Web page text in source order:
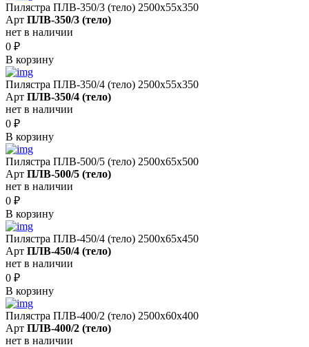
Пилястра ПЛВ-350/3 (тело) 2500х55х350
Арт ПЛВ-350/3 (тело)
нет в наличии
0 ₽
В корзину
Пилястра ПЛВ-350/4 (тело) 2500х55х350
Арт ПЛВ-350/4 (тело)
нет в наличии
0 ₽
В корзину
Пилястра ПЛВ-500/5 (тело) 2500х65х500
Арт ПЛВ-500/5 (тело)
нет в наличии
0 ₽
В корзину
Пилястра ПЛВ-450/4 (тело) 2500х65х450
Арт ПЛВ-450/4 (тело)
нет в наличии
0 ₽
В корзину
Пилястра ПЛВ-400/2 (тело) 2500х60х400
Арт ПЛВ-400/2 (тело)
нет в наличии